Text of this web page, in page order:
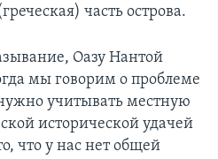
часть острова.
Оазу Нантой
мы говорим о проблеме
учитывать местную
исторической удачей
что у нас нет общей